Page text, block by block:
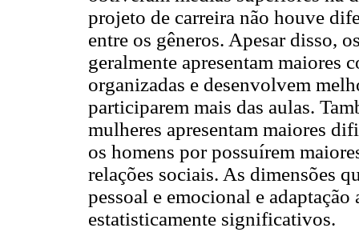
projeto de carreira não houve
entre os gêneros. Apesar disso,
geralmente apresentam maiores
organizadas e desenvolvem
participarem mais das aulas.
mulheres apresentam maiores
os homens por possuírem
relações sociais. As dimensões
pessoal e emocional e
estatisticamente significativos.